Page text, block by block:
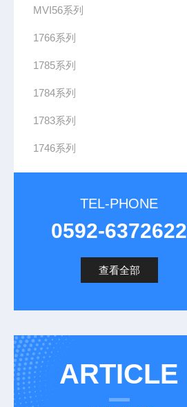
MVI56系列
1766系列
1785系列
1784系列
1783系列
1746系列
TEL-PHONE
0592-6372622
查看全部
ARTICLE